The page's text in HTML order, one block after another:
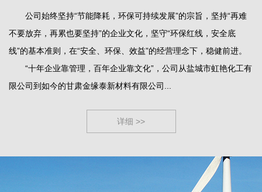
公司始终坚持“节能降耗，环保可持续发展”的宗旨，坚持“再难
不要放弃，再累也要坚持”的企业文化，坚守“环保红线，安全底
线”的基本准则，在“安全、环保、效益”的经营理念下，稳健前进。
“十年企业靠管理，百年企业靠文化”，公司从盐城市虹艳化工有
限公司到如今的甘肃金缘泰新材料有限公司...
详细 >>